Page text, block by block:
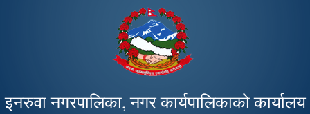
Skip to
main
content
इनरुवा नगरपालिका, नगर कार्यपालिकाको कार्यालय